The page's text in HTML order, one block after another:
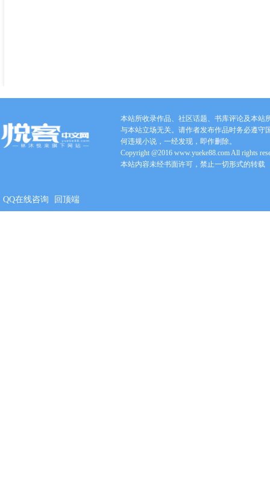
本站所收录作品、社区话题、书库评论及本站
与本站立场无关。请作者发布作品时务必遵守
何违规小说，一经发现，即作删除。
Copyright @2016 www.yueke88.com All rights
本站内容未经书面许可，禁止一切形式的转载
QQ在线咨询 回顶端